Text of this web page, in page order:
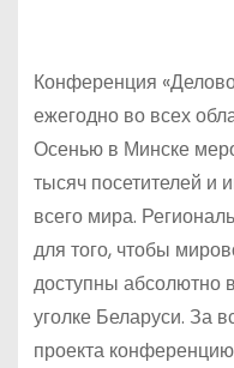
Конференция
ежегодно во всех
Осенью в Минске
тысяч посетителей и
всего мира.
для того, чтобы
доступны
уголке Беларуси. За
проекта